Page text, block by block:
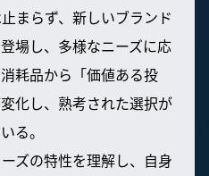
まらず、新しいブランド
場し、多様なニーズに応
耗品から「価値ある投
化し、熟考された選択が
る。
ズの特性を理解し、自身